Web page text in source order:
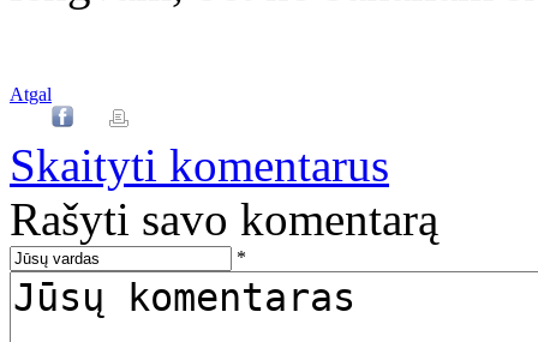
Atgal
Skaityti komentarus
Rašyti savo komentarą
*